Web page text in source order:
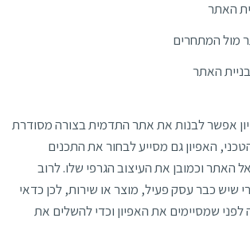
האתר
מול המתחרים
האתר
אפשר לבנות את אתר התדמית בצורה מסודרת
האפיון גם מסייע לבחור את התכנים
האתר וכמובן את העיצוב הגרפי שלו. לרוב
שיש כבר עסק פעיל, מוצר או שירות, לכן כדאי
שמסיימים את האפיון וכדי להשלים את